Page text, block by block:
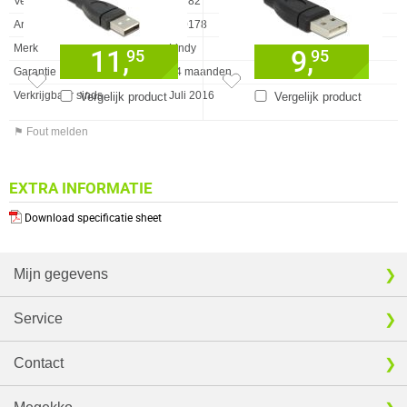
Artikelnr
970178
Merk
Lindy
Garantie
24 maanden
Verkrijgbaar sinds
Juli 2016
⚑ Fout melden
EXTRA INFORMATIE
Download specificatie sheet
Vergelijk product
11,95
Vergelijk product
9,95
Mijn gegevens
Service
Contact